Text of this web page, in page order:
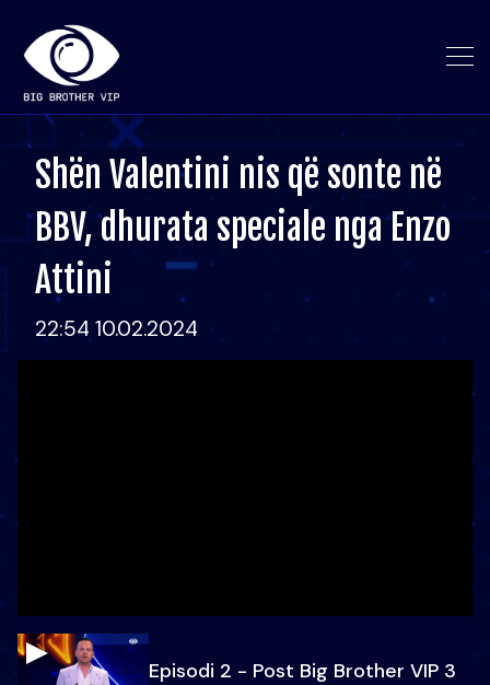
Shën Valentini nis që sonte në
BBV, dhurata speciale nga Enzo
Attini
22:54 10.02.2024
Episodi 2 - Post Big Brother VIP 3